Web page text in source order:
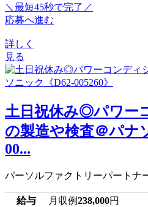
＼最短45秒で完了／
応募へ進む
詳しく
見る
土日祝休み◎パワー
の製造や検査＠パナ
00...
パーソルファクトリーパートナ
給与 月収例238,000円